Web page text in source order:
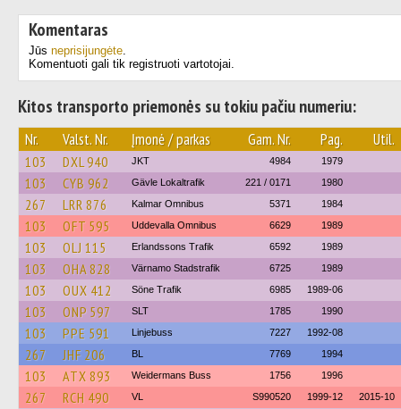
Komentaras
Jūs neprisijungėte.
Komentuoti gali tik registruoti vartotojai.
Kitos transporto priemonės su tokiu pačiu numeriu:
Nr. Valst. Nr. Įmonė / parkas Gam. Nr. Pag. Util.
103 DXL 940 JKT 4984 1979
103 CYB 962 Gävle Lokaltrafik 221 / 0171 1980
267 LRR 876 Kalmar Omnibus 5371 1984
103 OFT 595 Uddevalla Omnibus 6629 1989
103 OLJ 115 Erlandssons Trafik 6592 1989
103 OHA 828 Värnamo Stadstrafik 6725 1989
103 OUX 412 Söne Trafik 6985 1989-06
103 ONP 597 SLT 1785 1990
103 PPE 591 Linjebuss 7227 1992-08
267 JHF 206 BL 7769 1994
103 ATX 893 Weidermans Buss 1756 1996
267 RCH 490 VL S990520 1999-12 2015-10